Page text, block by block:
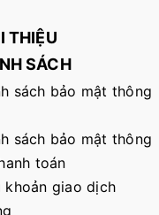
THIỆU
SÁCH
sách bảo mật thông
sách bảo mật thông
toán
khoản giao dịch